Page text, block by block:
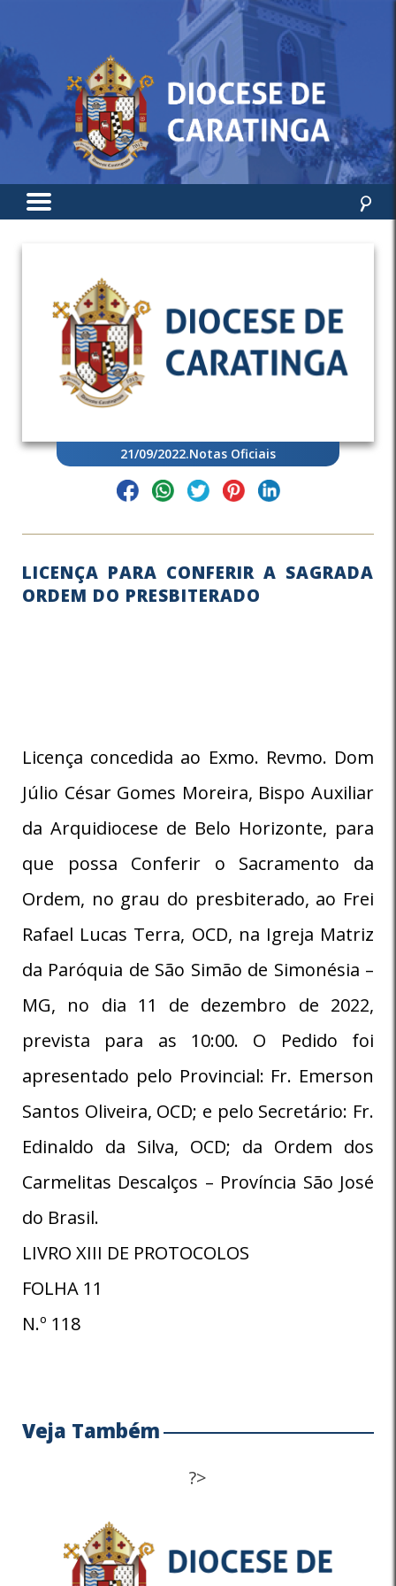
21/09/2022.Notas Oficiais
LICENÇA PARA CONFERIR A SAGRADA
ORDEM DO PRESBITERADO
Licença concedida ao Exmo. Revmo. Dom
Júlio César Gomes Moreira, Bispo Auxiliar
da Arquidiocese de Belo Horizonte, para
que possa Conferir o Sacramento da
Ordem, no grau do presbiterado, ao Frei
Rafael Lucas Terra, OCD, na Igreja Matriz
da Paróquia de São Simão de Simonésia –
MG, no dia 11 de dezembro de 2022,
prevista para as 10:00. O Pedido foi
apresentado pelo Provincial: Fr. Emerson
Santos Oliveira, OCD; e pelo Secretário: Fr.
Edinaldo da Silva, OCD; da Ordem dos
Carmelitas Descalços – Província São José
do Brasil.
LIVRO XIII DE PROTOCOLOS
FOLHA 11
N.º 118
Veja Também
?>